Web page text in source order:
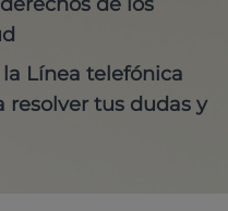
Línea telefónica
resolver tus dudas y